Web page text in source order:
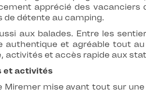
apprécié des
détente au camping.
aux balades. Entre les
authentique et agréable tout
activités et accès rapide aux
et activités
Miremer mise avant tout sur